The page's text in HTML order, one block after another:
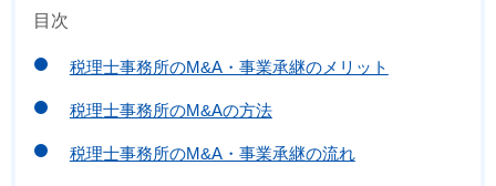
目次
税理士事務所のM&A・事業承継のメリット
税理士事務所のM&Aの方法
税理士事務所のM&A・事業承継の流れ